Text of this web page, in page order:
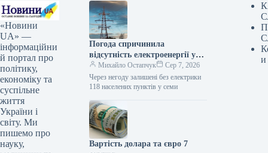
«Новини
UA» —
інформаційни
й портал про
політику,
економіку та
суспільне
життя
України і
світу. Ми
пишемо про
науку,
Погода спричинила
відсутність електроенергії у
118 населених пунктах шести
областей.
Михайло Остапчук
Сер 7, 2026
Через негоду залишені без електрики
118 населених пунктів у семи
Вартість долара та євро 7
и